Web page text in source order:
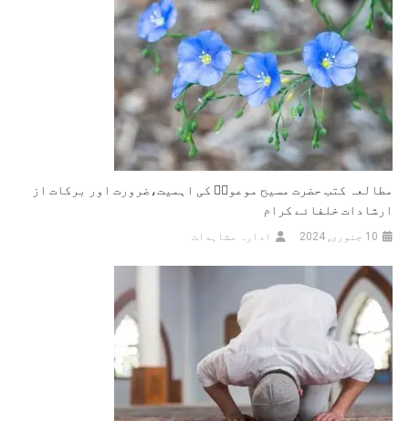
مطالعہ کتب حضرت مسیح موعودؑ کی اہمیت،ضرورت اور برکات از
ارشادات خلفائے کرام
10 جنوری, 2024 ادارہ مشاہدات